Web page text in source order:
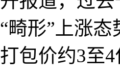
畸形”上涨
包价约3至